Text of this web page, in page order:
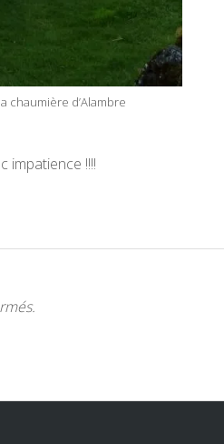
chaumière d’Alambre
impatience !!!!